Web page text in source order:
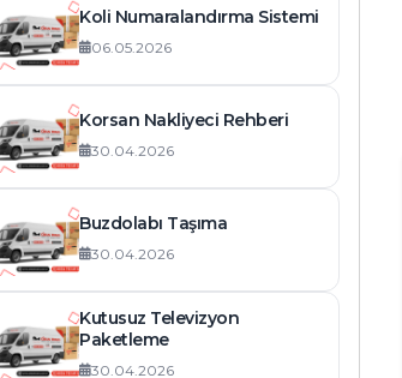
Koli Numaralandırma Sistemi
06.05.2026
Korsan Nakliyeci Rehberi
30.04.2026
Buzdolabı Taşıma
30.04.2026
Kutusuz Televizyon
Paketleme
30.04.2026